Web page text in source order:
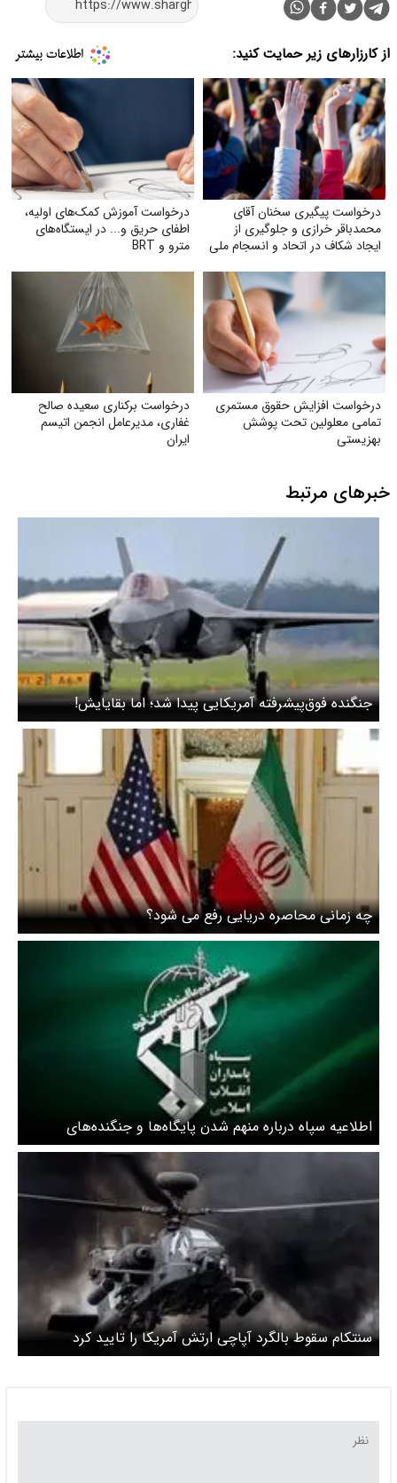
از کارزارهای زیر حمایت کنید:
درخواست پیگیری سخنان آقای
محمدباقر خرازی و جلوگیری از
ایجاد شکاف در اتحاد و انسجام ملی
درخواست آموزش کمک‌های اولیه،
اطفای حریق و... در ایستگاه‌های
مترو و BRT
درخواست افزایش حقوق مستمری
تمامی معلولین تحت پوشش
بهزیستی
درخواست برکناری سعیده صالح
غفاری، مدیرعامل انجمن اتیسم
ایران
خبرهای مرتبط
جنگنده فوق‌پیشرفته آمریکایی پیدا شد؛ اما بقایایش!
چه زمانی محاصره دریایی رفع می شود؟
اطلاعیه سپاه درباره منهم شدن پایگاه‌ها و جنگنده‌های
آمریکایی
سنتکام سقوط بالگرد آپاچی ارتش آمریکا را تایید کرد